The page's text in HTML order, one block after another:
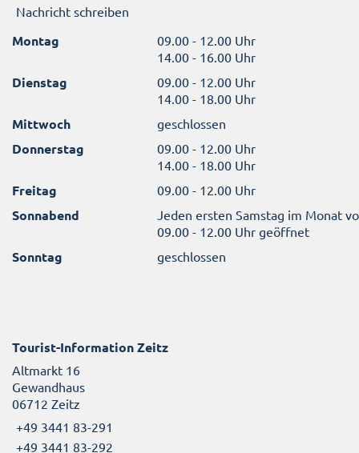
Nachricht schreiben
Montag
09.00 - 12.00 Uhr
14.00 - 16.00 Uhr
Dienstag
09.00 - 12.00 Uhr
14.00 - 18.00 Uhr
Mittwoch geschlossen
Donnerstag
09.00 - 12.00 Uhr
14.00 - 18.00 Uhr
Freitag 09.00 - 12.00 Uhr
Sonnabend
Jeden ersten Samstag im Monat
09.00 - 12.00 Uhr geöffnet
Sonntag geschlossen
Tourist-Information Zeitz
Altmarkt 16
Gewandhaus
06712 Zeitz
+49 3441 83-291
+49 3441 83-292